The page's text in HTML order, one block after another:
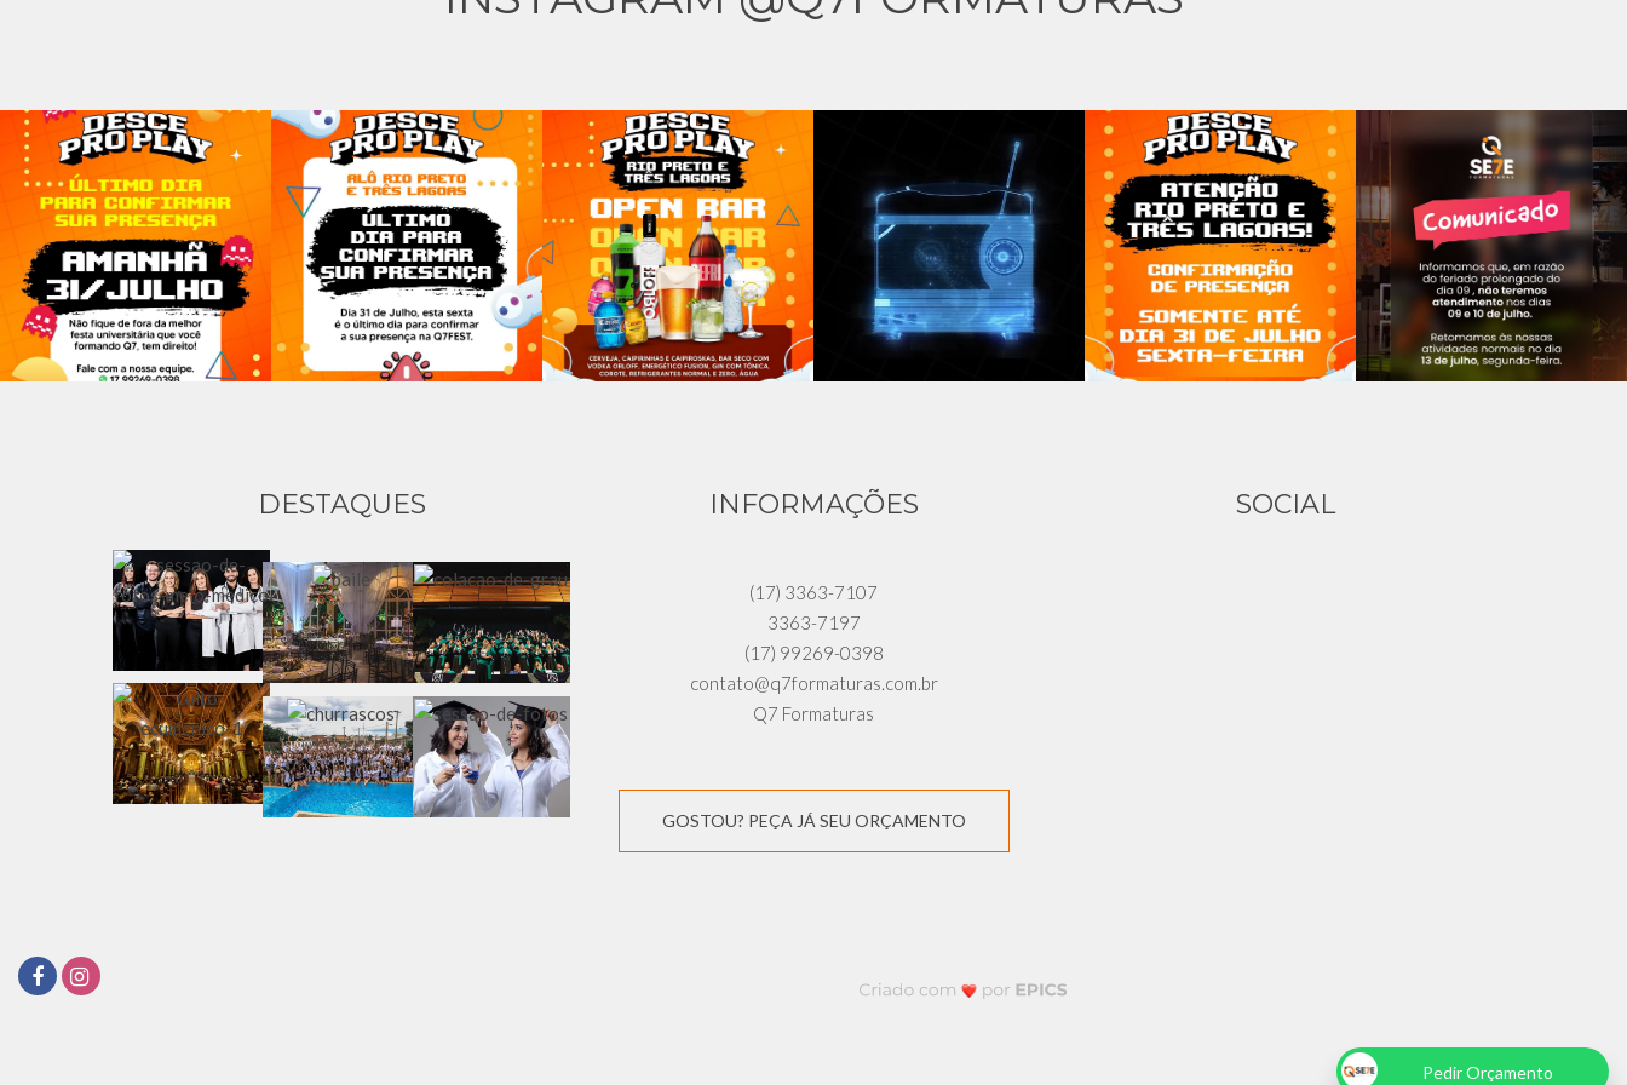
DESTAQUES INFORMAÇÕES
(17) 3363-7107
3363-7197
(17) 99269-0398
contato@q7formaturas.com.br
Q7 Formaturas
GOSTOU? PEÇA JÁ SEU ORÇAMENTO
SOCIAL
Pedir Orçamento